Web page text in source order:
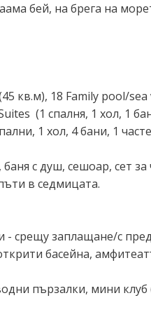
бей, на брега на
кв.м), 18 Family pool/
(1 спалня, 1 хол, 1
1 хол, 4 бани, 1
с душ, сешоар, сет
в седмицата.
срещу заплащане/с
басейна,
пързалки, мини